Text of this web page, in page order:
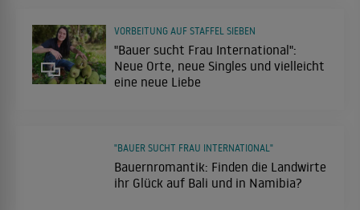
"Bauer sucht Frau International":
Neue Orte, neue Singles und vielleicht
eine neue Liebe
VORBEITUNG AUF STAFFEL SIEBEN
Bauernromantik: Finden die Landwirte
ihr Glück auf Bali und in Namibia?
"BAUER SUCHT FRAU INTERNATIONAL"